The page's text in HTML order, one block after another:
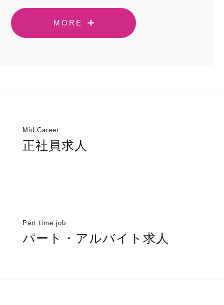
MORE
Mid Career
正社員求人
Part time job
パート・アルバイト求人